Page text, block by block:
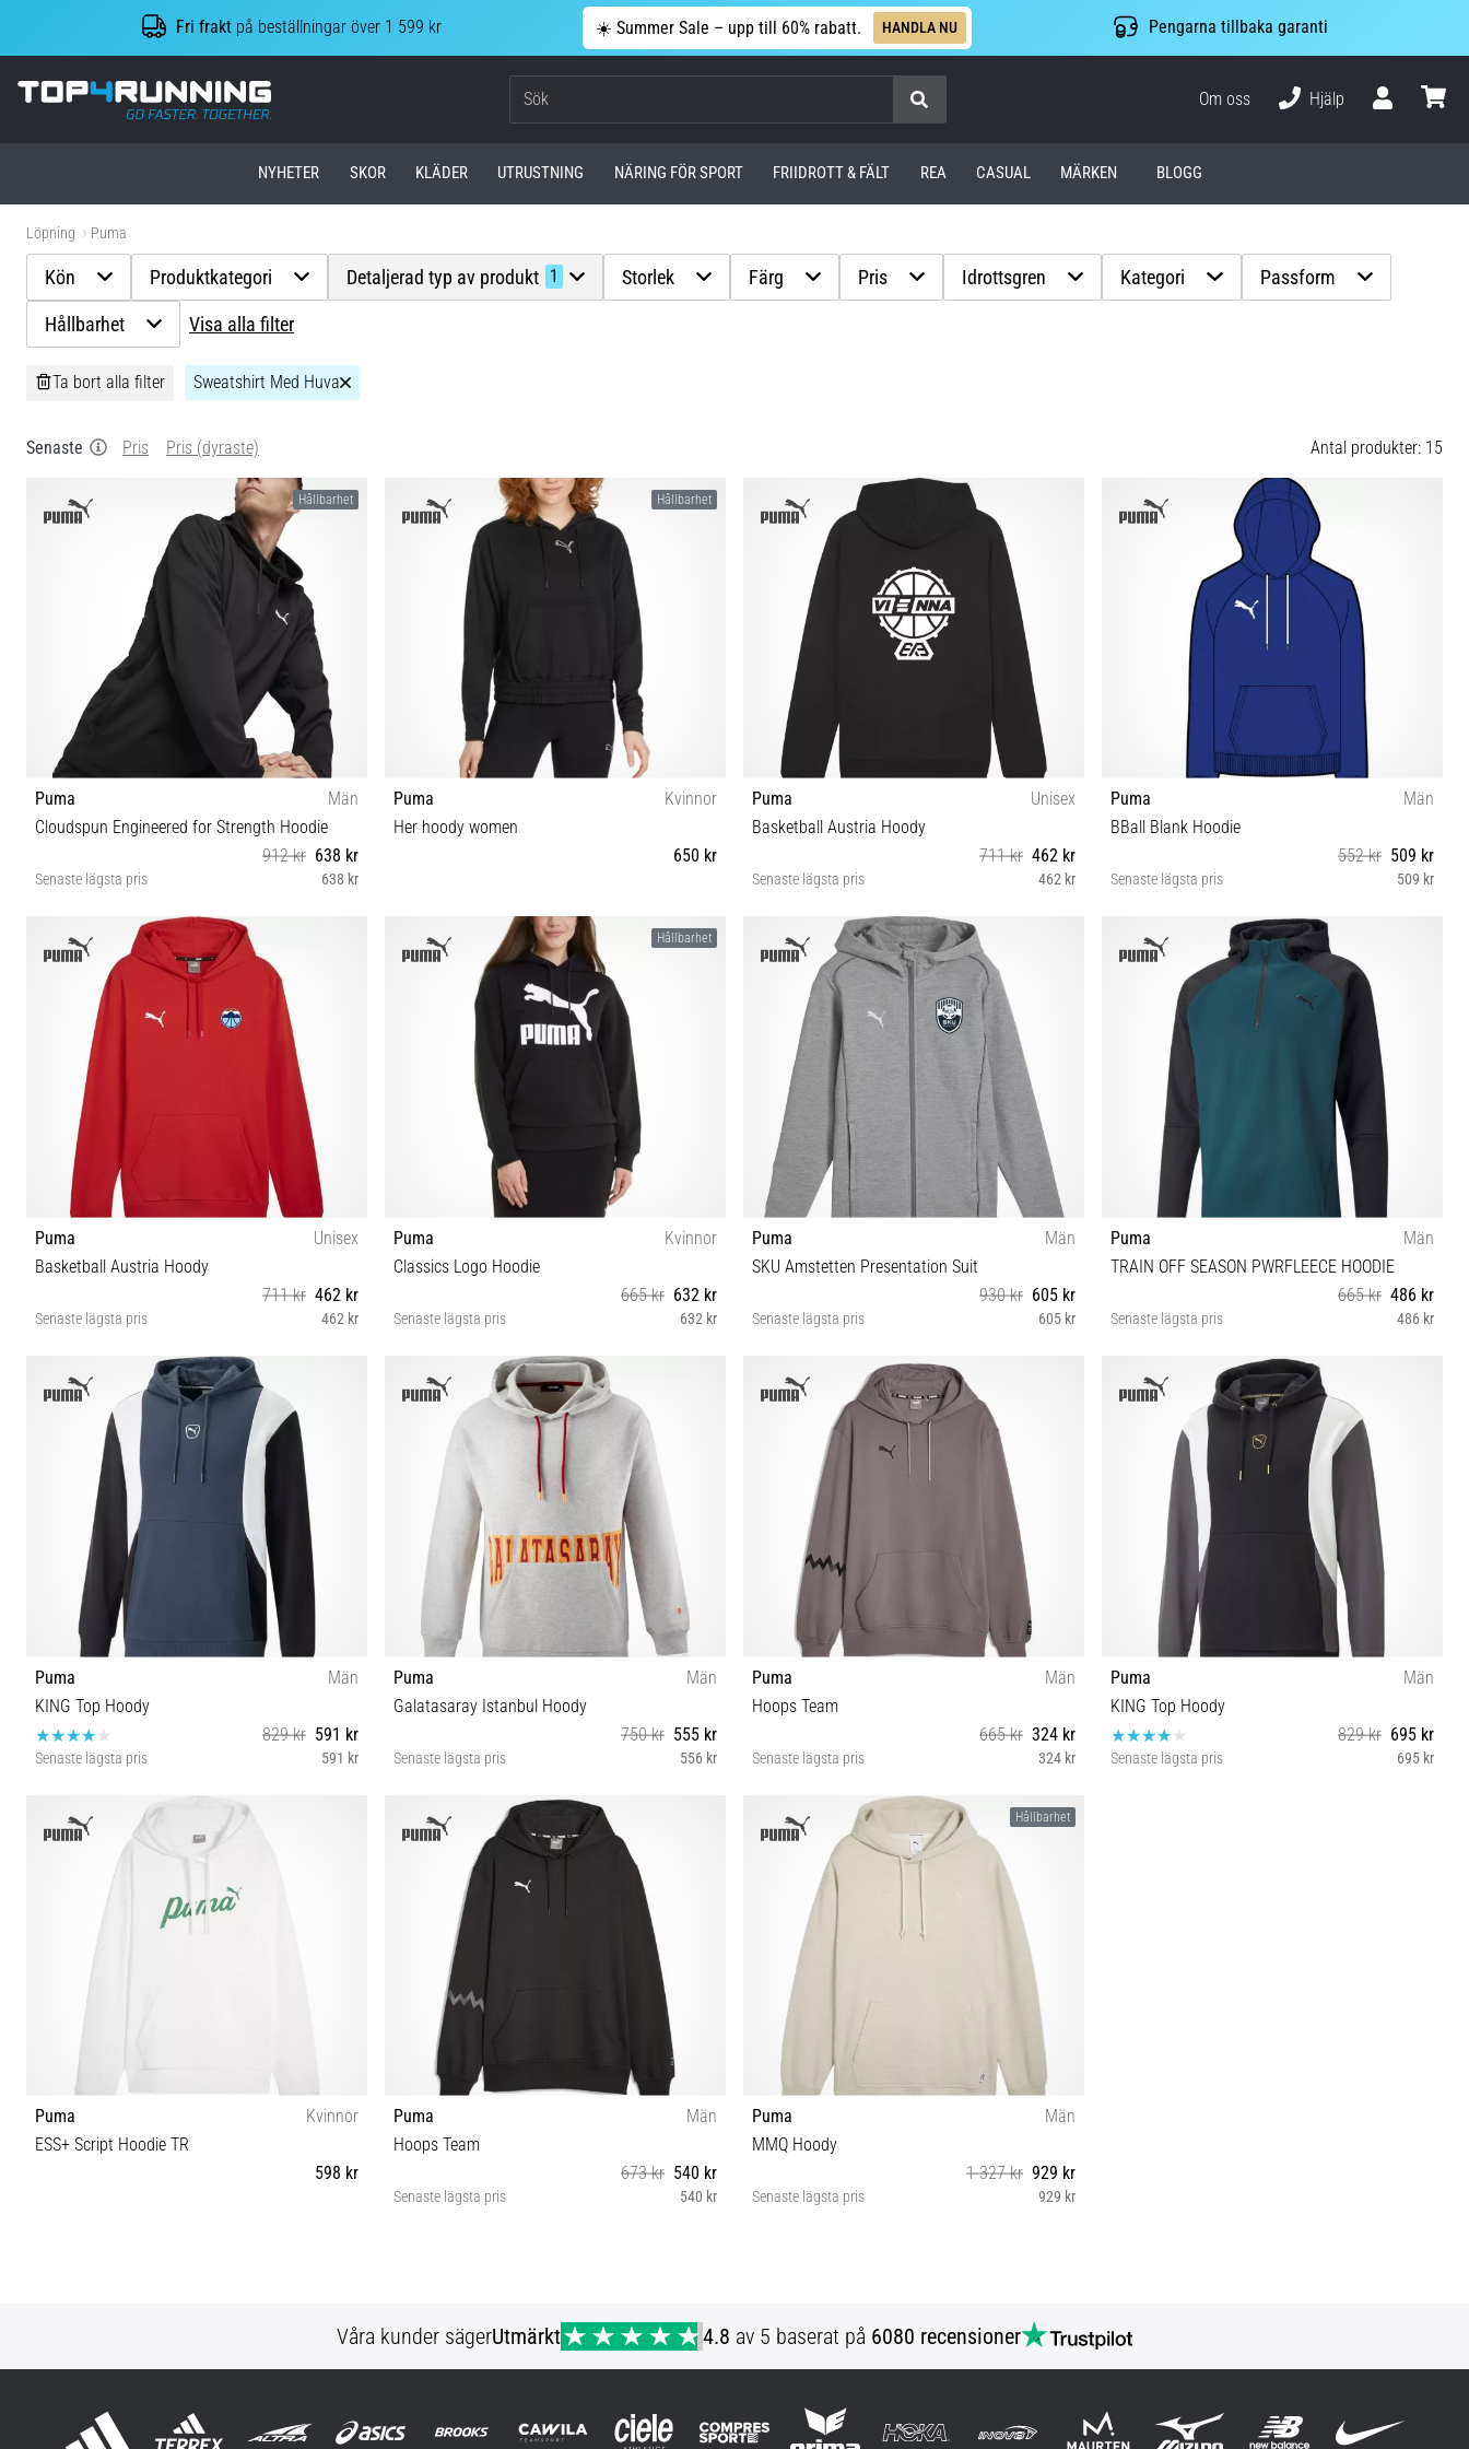
Fri frakt på beställningar över 1 599 kr ☀️ Summer Sale – upp till 60% rabatt. HANDLA NU Pengarna tillbaka garanti
Top4Running.se
Om oss
Hjälp
NYHETER SKOR KLÄDER UTRUSTNING NÄRING FÖR SPORT FRIIDROTT & FÄLT REA CASUAL MÄRKEN BLOGG
Löpning Puma
Kön Produktkategori Detaljerad typ av produkt 1 Storlek Färg Pris Idrottsgren Kategori Passform
Hållbarhet Visa alla filter
Ta bort alla filter Sweatshirt Med Huva
Senaste Pris Pris (dyraste) Antal produkter: 15
Hållbarhet
Puma
Män
Cloudspun Engineered for Strength Hoodie
912 kr 638 kr
Senaste lägsta pris 638 kr
Hållbarhet
Puma
Kvinnor
Her hoody women
650 kr
XS S M L
Puma
Unisex
Basketball Austria Hoody
711 kr 462 kr
Senaste lägsta pris 462 kr
XXL S M L
Puma
Män
BBall Blank Hoodie
552 kr 509 kr
Senaste lägsta pris 509 kr
S
Puma
Unisex
Basketball Austria Hoody
711 kr 462 kr
Senaste lägsta pris 462 kr
S M XL
Hållbarhet
Puma
Kvinnor
Classics Logo Hoodie
665 kr 632 kr
Senaste lägsta pris 632 kr
S
Puma
Män
SKU Amstetten Presentation Suit
930 kr 605 kr
Senaste lägsta pris 605 kr
XXL M
Puma
Män
TRAIN OFF SEASON PWRFLEECE HOODIE
665 kr 486 kr
Senaste lägsta pris 486 kr
XL
Puma
Män
KING Top Hoody
829 kr 591 kr
Senaste lägsta pris 591 kr
Puma
Män
Galatasaray Istanbul Hoody
750 kr 555 kr
Senaste lägsta pris 556 kr
XXL 3XL S L XL
Puma
Män
Hoops Team
665 kr 324 kr
Senaste lägsta pris 324 kr
Puma
Män
KING Top Hoody
829 kr 695 kr
Senaste lägsta pris 695 kr
Puma
Kvinnor
ESS+ Script Hoodie TR
598 kr
Puma
Män
Hoops Team
673 kr 540 kr
Senaste lägsta pris 540 kr
Hållbarhet
Puma
Män
MMQ Hoody
1 327 kr 929 kr
Senaste lägsta pris 929 kr
Våra kunder sägerUtmärkt 4.8 av 5 baserat på 6080 recensioner